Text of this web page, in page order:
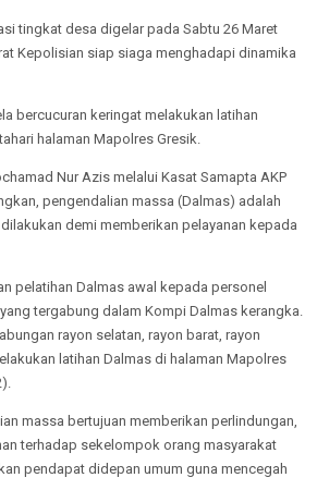
tingkat desa digelar pada Sabtu 26 Maret
Kepolisian siap siaga menghadapi dinamika
bercucuran keringat melakukan latihan
halaman Mapolres Gresik.
Nur Azis melalui Kasat Samapta AKP
pengendalian massa (Dalmas) adalah
demi memberikan pelayanan kepada
pelatihan Dalmas awal kepada personel
tergabung dalam Kompi Dalmas kerangka.
rayon selatan, rayon barat, rayon
latihan Dalmas di halaman Mapolres
massa bertujuan memberikan perlindungan,
terhadap sekelompok orang masyarakat
pendapat didepan umum guna mencegah